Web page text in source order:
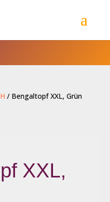
/ Bengaltopf XXL, Grün
XXL,